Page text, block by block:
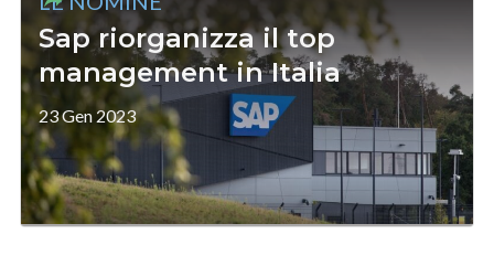
Sap riorganizza il top
management in Italia
23 Gen 2023